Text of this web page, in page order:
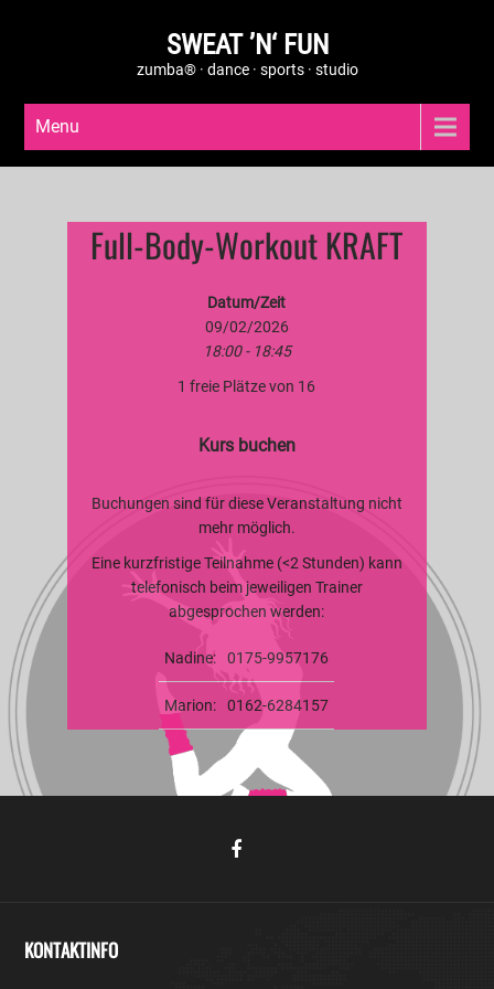
SWEAT ’N‘ FUN
zumba® · dance · sports · studio
Menu
Full-Body-Workout KRAFT
Datum/Zeit
09/02/2026
18:00 - 18:45
1 freie Plätze von 16
Kurs buchen
Buchungen sind für diese Veranstaltung nicht
mehr möglich.
Eine kurzfristige Teilnahme (<2 Stunden) kann
telefonisch beim jeweiligen Trainer
abgesprochen werden:
Nadine: 0175-9957176
Marion: 0162-6284157
KONTAKTINFO